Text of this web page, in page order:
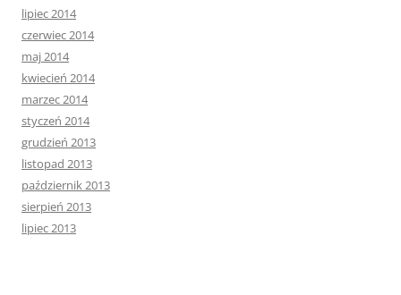
lipiec 2014
czerwiec 2014
maj 2014
kwiecień 2014
marzec 2014
styczeń 2014
grudzień 2013
listopad 2013
październik 2013
sierpień 2013
lipiec 2013